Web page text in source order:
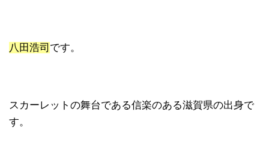
八田浩司 です。
スカーレットの舞台である信楽のある滋賀県の出身で
す。